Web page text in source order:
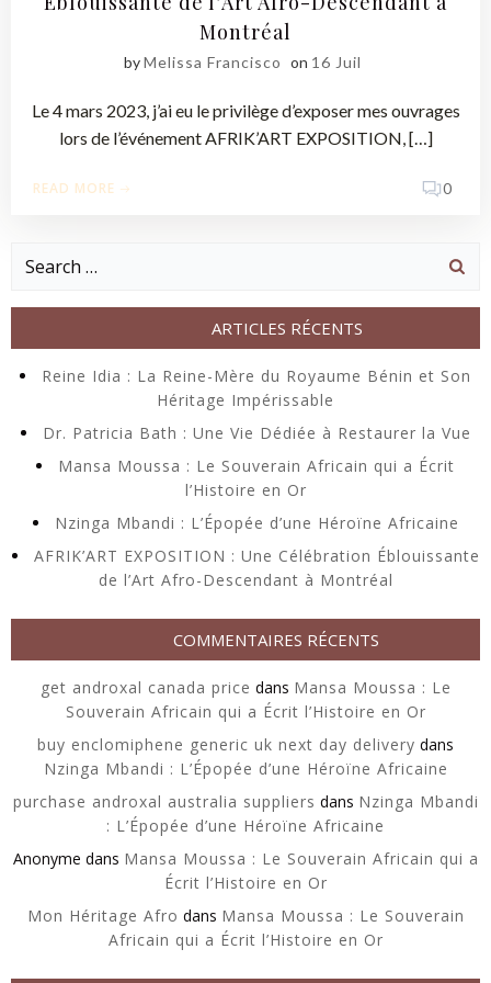
Montréal
byMelissa Francisco on 16 Juil
Le 4 mars 2023, j’ai eu le privilège d’exposer mes ouvrages
lors de l’événement AFRIK’ART EXPOSITION, […]
READ MORE 0
Search
ARTICLES RÉCENTS
Reine Idia : La Reine-Mère du Royaume Bénin et Son
Héritage Impérissable
Dr. Patricia Bath : Une Vie Dédiée à Restaurer la Vue
Mansa Moussa : Le Souverain Africain qui a Écrit
l’Histoire en Or
Nzinga Mbandi : L’Épopée d’une Héroïne Africaine
AFRIK’ART EXPOSITION : Une Célébration Éblouissante
de l’Art Afro-Descendant à Montréal
COMMENTAIRES RÉCENTS
get androxal canada price dans Mansa Moussa : Le
Souverain Africain qui a Écrit l’Histoire en Or
buy enclomiphene generic uk next day delivery dans
Nzinga Mbandi : L’Épopée d’une Héroïne Africaine
purchase androxal australia suppliers dans Nzinga Mbandi
: L’Épopée d’une Héroïne Africaine
Anonyme dans Mansa Moussa : Le Souverain Africain qui a
Écrit l’Histoire en Or
Mon Héritage Afro dans Mansa Moussa : Le Souverain
Africain qui a Écrit l’Histoire en Or